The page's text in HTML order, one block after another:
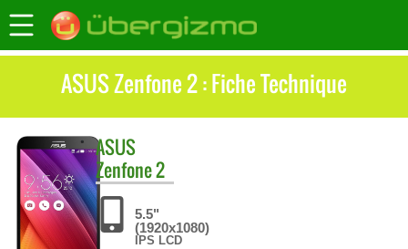
ASUS Zenfone 2 : Fiche Technique
ASUS
Zenfone 2
5.5"
(1920x1080)
IPS LCD